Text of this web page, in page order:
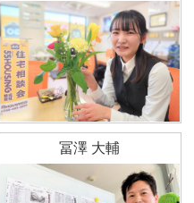
冨澤 大輔